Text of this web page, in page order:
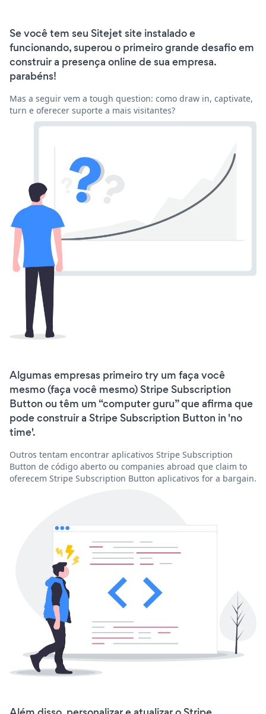
Se você tem seu Sitejet site instalado e
funcionando, superou o primeiro grande desafio em
construir a presença online de sua empresa.
parabéns!
Mas a seguir vem a tough question: como draw in, captivate,
turn e oferecer suporte a mais visitantes?
Algumas empresas primeiro try um faça você
mesmo (faça você mesmo) Stripe Subscription
Button ou têm um “computer guru” que afirma que
pode construir a Stripe Subscription Button in 'no
time'.
Outros tentam encontrar aplicativos Stripe Subscription
Button de código aberto ou companies abroad que claim to
oferecem Stripe Subscription Button aplicativos for a bargain.